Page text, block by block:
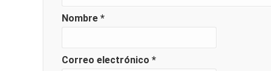
Nombre *
Correo electrónico *